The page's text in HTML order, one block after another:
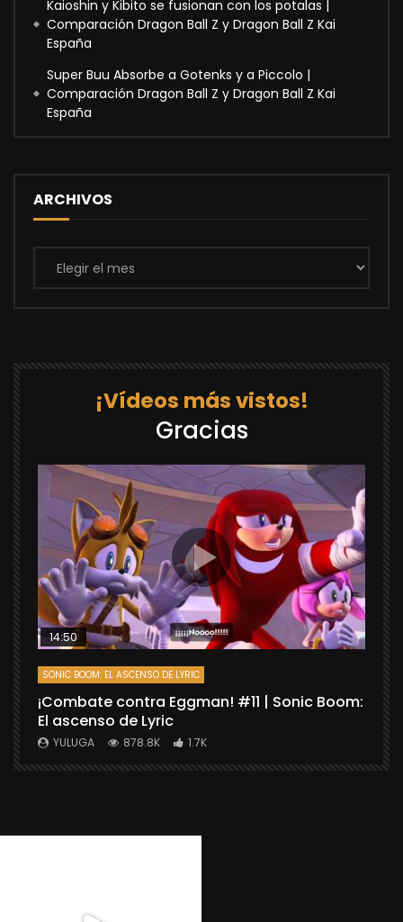
Kaioshin y Kibito se fusionan con los potalas |
Comparación Dragon Ball Z y Dragon Ball Z Kai
España
Super Buu Absorbe a Gotenks y a Piccolo |
Comparación Dragon Ball Z y Dragon Ball Z Kai
España
ARCHIVOS
Archivos
¡Vídeos más vistos!
Gracias
14:50
SONIC BOOM: EL ASCENSO DE LYRIC
¡Combate contra Eggman! #11 | Sonic Boom:
El ascenso de Lyric
YULUGA 878.8K 1.7K